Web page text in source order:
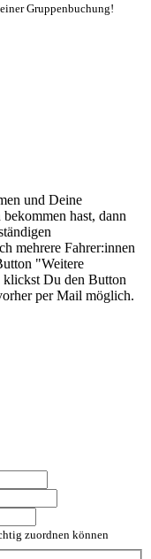
Gruppenbuchung!
und Deine
hast, dann
mehrere Fahrer:innen
"Weitere
Du den Button
per Mail möglich.
zuordnen können